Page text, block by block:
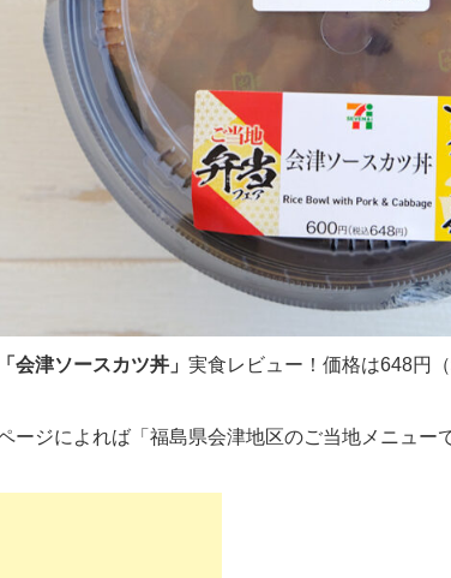
「会津ソースカツ丼」 実食レビュー！価格は648円
ージによれば「福島県会津地区のご当地メニュ